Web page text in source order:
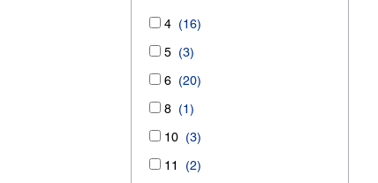
4 (16)
5 (3)
6 (20)
8 (1)
10 (3)
11 (2)